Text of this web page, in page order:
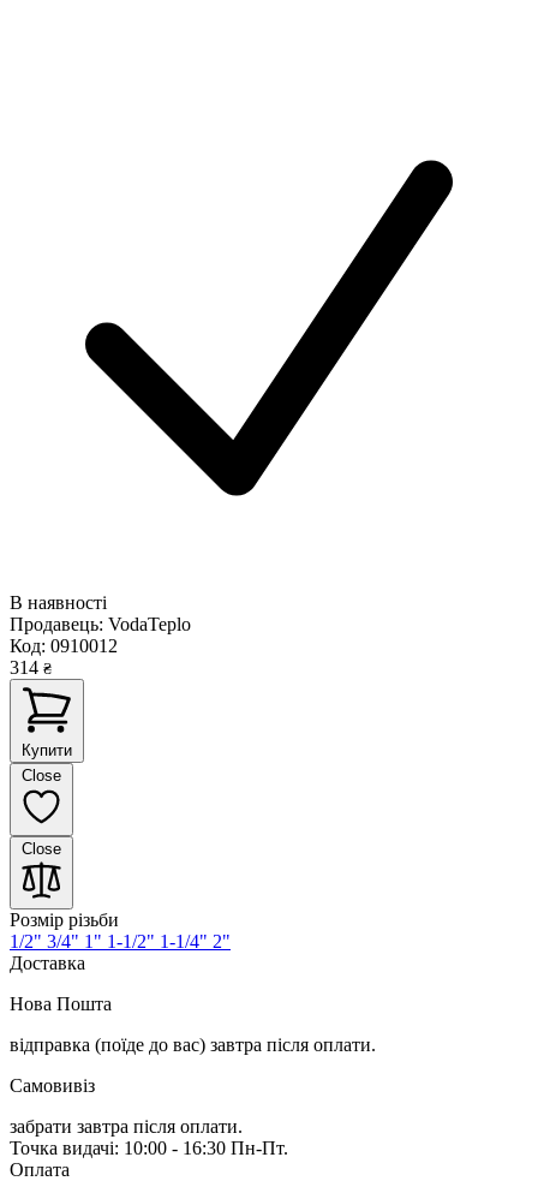
В наявності
Продавець: VodaTeplo
Код: 0910012
314 ₴
Купити
Close
Close
Розмір різьби
1/2" 3/4" 1" 1-1/2" 1-1/4" 2"
Доставка
Нова Пошта
відправка (поїде до вас) завтра після оплати.
Самовивіз
забрати завтра після оплати.
Точка видачі: 10:00 - 16:30 Пн-Пт.
Оплата